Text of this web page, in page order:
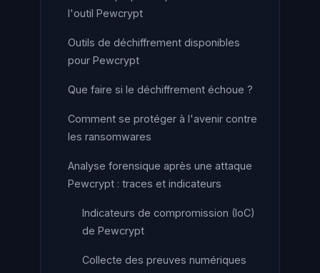
l'outil Pewcrypt
Outils de déchiffrement disponibles
pour Pewcrypt
Que faire si le déchiffrement échoue ?
Comment se protéger à l'avenir contre
les ransomwares
Analyse forensique après une attaque
Pewcrypt : traces et indicateurs
Indicateurs de compromission (IoC)
de Pewcrypt
Collecte des preuves numériques